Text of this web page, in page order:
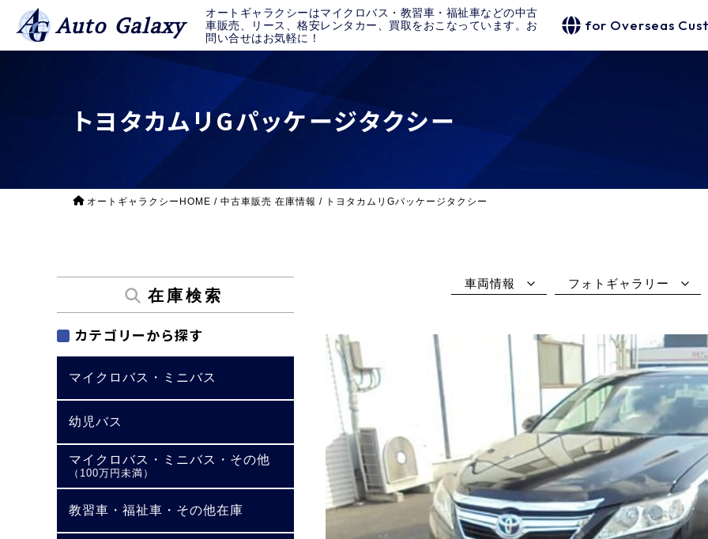
Auto Galaxy
オートギャラクシーはマイクロバス・教習車・福祉車などの中古
車販売、リース、格安レンタカー、買取をおこなっています。お
問い合せはお気軽に！
for Overseas
トヨタカムリGパッケージタクシー
オートギャラクシーHOME / 中古車販売 在庫情報 / トヨタカムリGパッケージタクシー
車両情報 フォトギャラリー
在庫検索
カテゴリーから探す
マイクロバス・ミニバス
幼児バス
マイクロバス・ミニバス・その他
（100万円未満）
教習車・福祉車・その他在庫